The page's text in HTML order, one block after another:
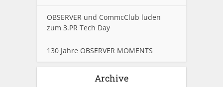
OBSERVER und CommcClub luden
zum 3.PR Tech Day
130 Jahre OBSERVER MOMENTS
Archive